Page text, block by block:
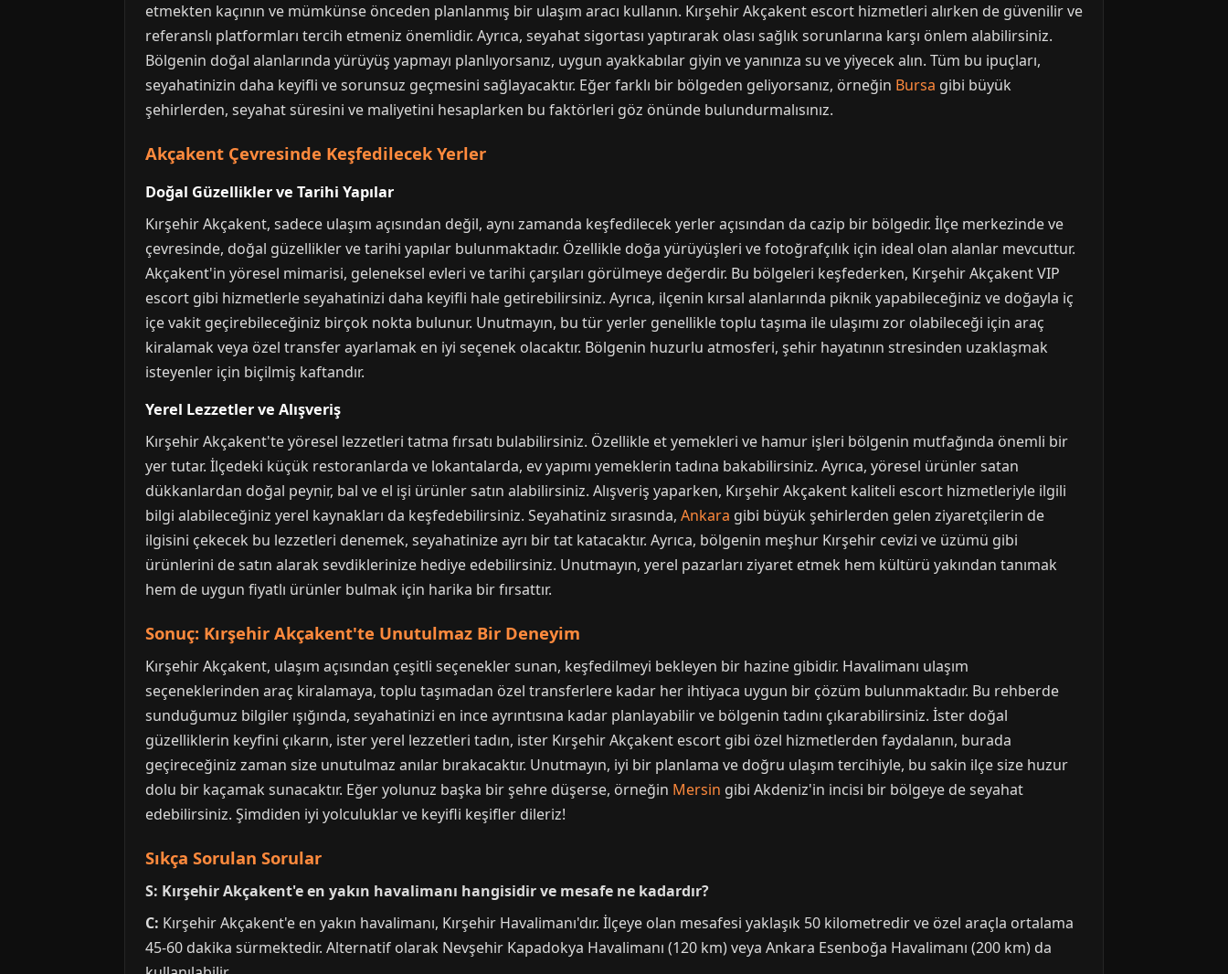
etmekten kaçının ve mümkünse önceden planlanmış bir ulaşım aracı kullanın. Kırşehir Akçakent escort hizmetleri alırken de güvenilir ve
referanslı platformları tercih etmeniz önemlidir. Ayrıca, seyahat sigortası yaptırarak olası sağlık sorunlarına karşı önlem alabilirsiniz.
Bölgenin doğal alanlarında yürüyüş yapmayı planlıyorsanız, uygun ayakkabılar giyin ve yanınıza su ve yiyecek alın. Tüm bu ipuçları,
seyahatinizin daha keyifli ve sorunsuz geçmesini sağlayacaktır. Eğer farklı bir bölgeden geliyorsanız, örneğin Bursa gibi büyük
şehirlerden, seyahat süresini ve maliyetini hesaplarken bu faktörleri göz önünde bulundurmalısınız.
Akçakent Çevresinde Keşfedilecek Yerler
Doğal Güzellikler ve Tarihi Yapılar
Kırşehir Akçakent, sadece ulaşım açısından değil, aynı zamanda keşfedilecek yerler açısından da cazip bir bölgedir. İlçe merkezinde ve
çevresinde, doğal güzellikler ve tarihi yapılar bulunmaktadır. Özellikle doğa yürüyüşleri ve fotoğrafçılık için ideal olan alanlar mevcuttur.
Akçakent'in yöresel mimarisi, geleneksel evleri ve tarihi çarşıları görülmeye değerdir. Bu bölgeleri keşfederken, Kırşehir Akçakent VIP
escort gibi hizmetlerle seyahatinizi daha keyifli hale getirebilirsiniz. Ayrıca, ilçenin kırsal alanlarında piknik yapabileceğiniz ve doğayla iç
içe vakit geçirebileceğiniz birçok nokta bulunur. Unutmayın, bu tür yerler genellikle toplu taşıma ile ulaşımı zor olabileceği için araç
kiralamak veya özel transfer ayarlamak en iyi seçenek olacaktır. Bölgenin huzurlu atmosferi, şehir hayatının stresinden uzaklaşmak
isteyenler için biçilmiş kaftandır.
Yerel Lezzetler ve Alışveriş
Kırşehir Akçakent'te yöresel lezzetleri tatma fırsatı bulabilirsiniz. Özellikle et yemekleri ve hamur işleri bölgenin mutfağında önemli bir
yer tutar. İlçedeki küçük restoranlarda ve lokantalarda, ev yapımı yemeklerin tadına bakabilirsiniz. Ayrıca, yöresel ürünler satan
dükkanlardan doğal peynir, bal ve el işi ürünler satın alabilirsiniz. Alışveriş yaparken, Kırşehir Akçakent kaliteli escort hizmetleriyle ilgili
bilgi alabileceğiniz yerel kaynakları da keşfedebilirsiniz. Seyahatiniz sırasında, Ankara gibi büyük şehirlerden gelen ziyaretçilerin de
ilgisini çekecek bu lezzetleri denemek, seyahatinize ayrı bir tat katacaktır. Ayrıca, bölgenin meşhur Kırşehir cevizi ve üzümü gibi
ürünlerini de satın alarak sevdiklerinize hediye edebilirsiniz. Unutmayın, yerel pazarları ziyaret etmek hem kültürü yakından tanımak
hem de uygun fiyatlı ürünler bulmak için harika bir fırsattır.
Sonuç: Kırşehir Akçakent'te Unutulmaz Bir Deneyim
Kırşehir Akçakent, ulaşım açısından çeşitli seçenekler sunan, keşfedilmeyi bekleyen bir hazine gibidir. Havalimanı ulaşım
seçeneklerinden araç kiralamaya, toplu taşımadan özel transferlere kadar her ihtiyaca uygun bir çözüm bulunmaktadır. Bu rehberde
sunduğumuz bilgiler ışığında, seyahatinizi en ince ayrıntısına kadar planlayabilir ve bölgenin tadını çıkarabilirsiniz. İster doğal
güzelliklerin keyfini çıkarın, ister yerel lezzetleri tadın, ister Kırşehir Akçakent escort gibi özel hizmetlerden faydalanın, burada
geçireceğiniz zaman size unutulmaz anılar bırakacaktır. Unutmayın, iyi bir planlama ve doğru ulaşım tercihiyle, bu sakin ilçe size huzur
dolu bir kaçamak sunacaktır. Eğer yolunuz başka bir şehre düşerse, örneğin Mersin gibi Akdeniz'in incisi bir bölgeye de seyahat
edebilirsiniz. Şimdiden iyi yolculuklar ve keyifli keşifler dileriz!
Sıkça Sorulan Sorular
S: Kırşehir Akçakent'e en yakın havalimanı hangisidir ve mesafe ne kadardır?
C: Kırşehir Akçakent'e en yakın havalimanı, Kırşehir Havalimanı'dır. İlçeye olan mesafesi yaklaşık 50 kilometredir ve özel araçla ortalama
45-60 dakika sürmektedir. Alternatif olarak Nevşehir Kapadokya Havalimanı (120 km) veya Ankara Esenboğa Havalimanı (200 km) da